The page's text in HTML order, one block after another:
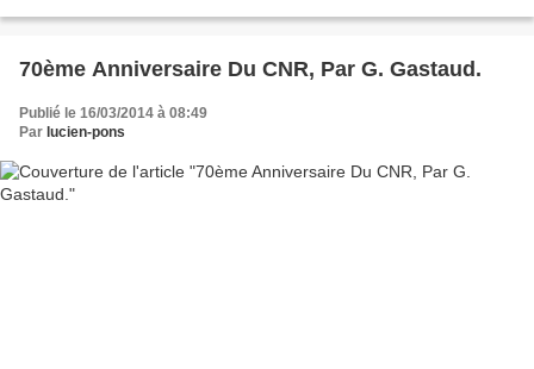
70ème Anniversaire Du CNR, Par G. Gastaud.
Publié le 16/03/2014 à 08:49
Par lucien-pons